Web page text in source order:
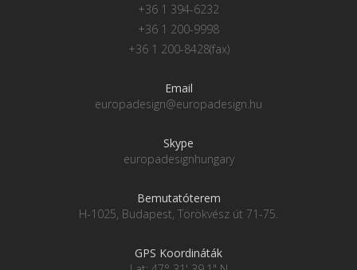
+36 1 394-6232
+36 1 200-9998
+36 1 200-8428(fax)
Email
europadesign@europadesign.hu
Skype
europadesignhungary
Bemutatóterem
H-1025, Budapest, Törökvész út 71-75.
GPS Koordináták